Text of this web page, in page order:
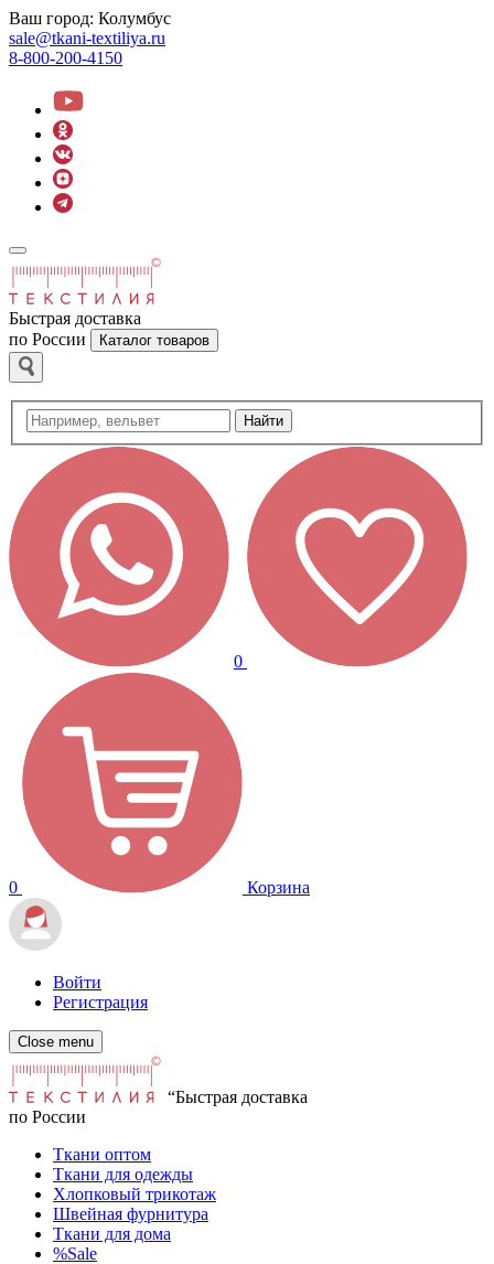
Ваш город: Колумбус
sale@tkani-textiliya.ru
8-800-200-4150
Быстрая доставка
по России
Каталог товаров
Найти
0
0 Корзина
Войти
Регистрация
Close menu
“Быстрая доставка
по России
Ткани оптом
Ткани для одежды
Хлопковый трикотаж
Швейная фурнитура
Ткани для дома
%Sale